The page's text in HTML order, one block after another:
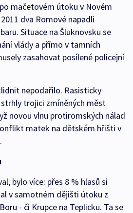
mačetovém útoku v Novém
dva Romové napadli
Situace na Šluknovsku se
vlády a přímo v tamních
zasahovat posílené policejní
nepodařilo. Rasisticky
trojici zmíněných měst
novou vlnu protiromských nálad
matek na dětském hřišti v
bylo více: přes 8 % hlasů si
v samotném dějišti útoku z
- či Krupce na Teplicku. Ta se